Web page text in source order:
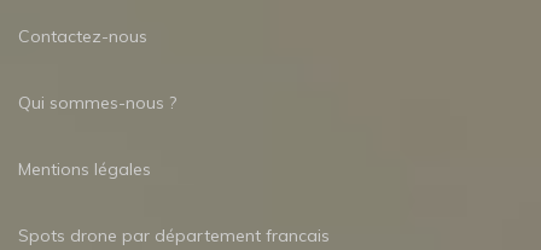
Contactez-nous
Qui sommes-nous ?
Mentions légales
Spots drone par département francais